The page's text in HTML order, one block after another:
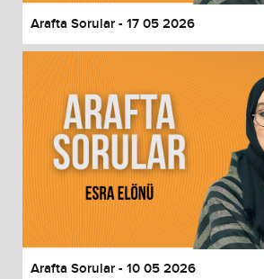
Arafta Sorular - 17 05 2026
Arafta Sorular - 10 05 2026